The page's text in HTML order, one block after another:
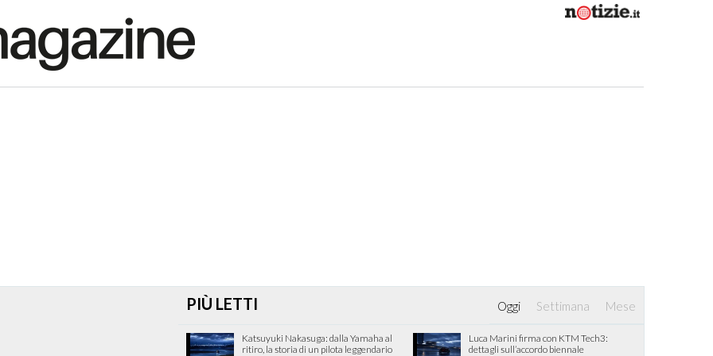
PIÙ LETTI Oggi Settimana Mese
Katsuyuki Nakasuga: dalla Yamaha al
ritiro, la storia di un pilota leggendario
Luca Marini firma con KTM Tech3:
dettagli sull’accordo biennale